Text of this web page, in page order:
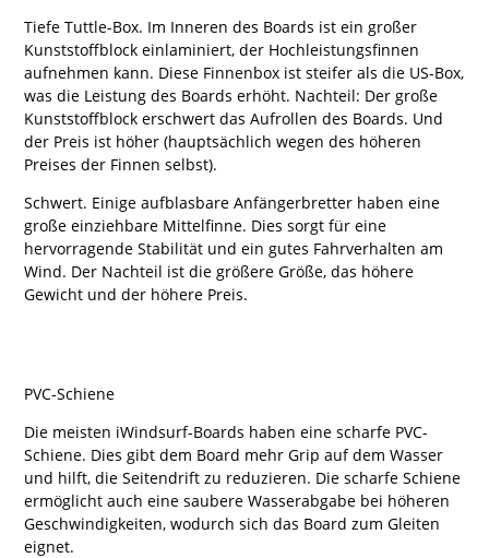
Tiefe Tuttle-Box. Im Inneren des Boards ist ein großer
Kunststoffblock einlaminiert, der Hochleistungsfinnen
aufnehmen kann. Diese Finnenbox ist steifer als die US-Box,
was die Leistung des Boards erhöht. Nachteil: Der große
Kunststoffblock erschwert das Aufrollen des Boards. Und
der Preis ist höher (hauptsächlich wegen des höheren
Preises der Finnen selbst).
Schwert. Einige aufblasbare Anfängerbretter haben eine
große einziehbare Mittelfinne. Dies sorgt für eine
hervorragende Stabilität und ein gutes Fahrverhalten am
Wind. Der Nachteil ist die größere Größe, das höhere
Gewicht und der höhere Preis.
PVC-Schiene
Die meisten iWindsurf-Boards haben eine scharfe PVC-
Schiene. Dies gibt dem Board mehr Grip auf dem Wasser
und hilft, die Seitendrift zu reduzieren. Die scharfe Schiene
ermöglicht auch eine saubere Wasserabgabe bei höheren
Geschwindigkeiten, wodurch sich das Board zum Gleiten
eignet.